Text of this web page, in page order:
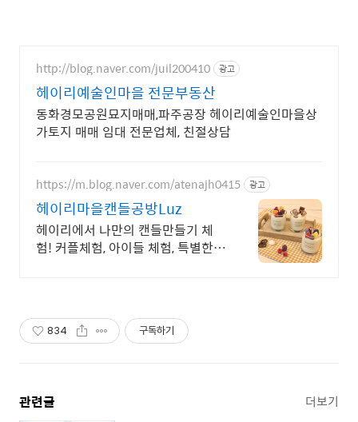
http://blog.naver.com/juil200410 광고
헤이리예술인마을 전문부동산
동화경모공원묘지매매,파주공장 헤이리예술인마을상
가토지 매매 임대 전문업체, 친절상담
https://m.blog.naver.com/atenajh0415 광고
헤이리마을캔들공방Luz
헤이리에서 나만의 캔들만들기 체
험! 커플체험, 아이들 체험, 특별한
834 구독하기
관련글 더보기